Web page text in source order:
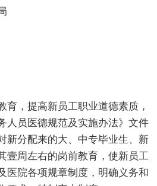
育，提高新员工职业道德素质，
人员医德规范及实施办法》文件
新分配来的大、中专毕业生、新
壹周左右的岗前教育，使新员工
医院各项规章制度，明确义务和